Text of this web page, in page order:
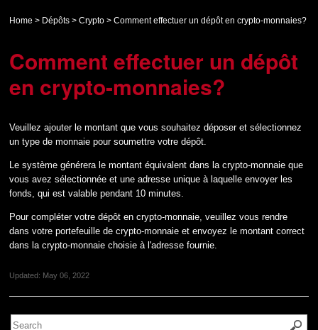
Home > Dépôts > Crypto > Comment effectuer un dépôt en crypto-monnaies?
Comment effectuer un dépôt
en crypto-monnaies?
Veuillez ajouter le montant que vous souhaitez déposer et sélectionnez
un type de monnaie pour soumettre votre dépôt.
Le système générera le montant équivalent dans la crypto-monnaie que
vous avez sélectionnée et une adresse unique à laquelle envoyer les
fonds, qui est valable pendant 10 minutes.
Pour compléter votre dépôt en crypto-monnaie, veuillez vous rendre
dans votre portefeuille de crypto-monnaie et envoyez le montant correct
dans la crypto-monnaie choisie à l'adresse fournie.
Updated: May 06, 2022